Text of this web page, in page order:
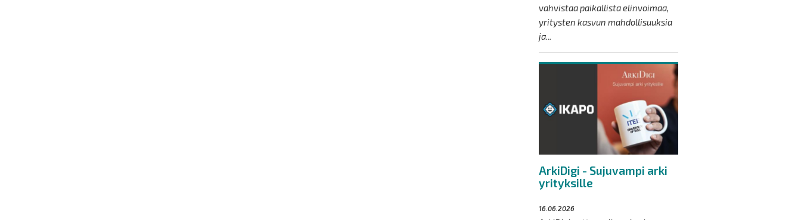
vahvistaa paikallista elinvoimaa,
yritysten kasvun mahdollisuuksia
ja...
ArkiDigi - Sujuvampi arki
yrityksille
16.06.2026